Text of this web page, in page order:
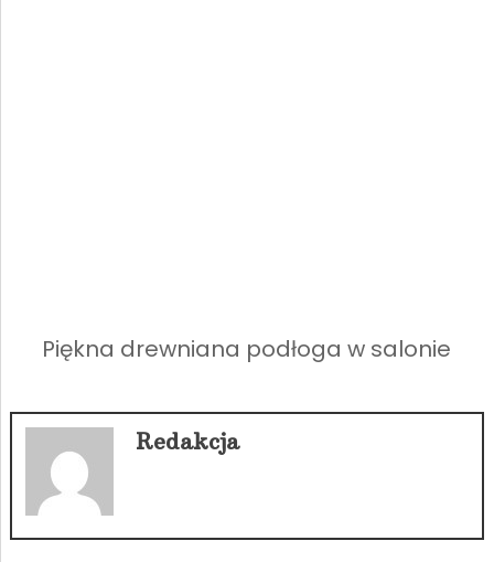
Piękna drewniana podłoga w salonie
Redakcja